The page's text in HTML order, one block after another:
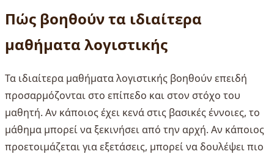
Πώς βοηθούν τα ιδιαίτερα
μαθήματα λογιστικής
Τα ιδιαίτερα μαθήματα λογιστικής βοηθούν επειδή
προσαρμόζονται στο επίπεδο και στον στόχο του
μαθητή. Αν κάποιος έχει κενά στις βασικές έννοιες, το
μάθημα μπορεί να ξεκινήσει από την αρχή. Αν κάποιος
προετοιμάζεται για εξετάσεις, μπορεί να δουλέψει πιο